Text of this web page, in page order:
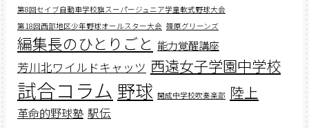
第8回セイブ自動車学校旗スーパージュニア学童軟式野球大会
第18回西部地区少年野球オールスター大会 篠原グリーンズ
編集長のひとりごと 能力覚醒講座
芳川北ワイルドキャッツ 西遠女子学園中学校
試合コラム 野球 開成中学校吹奏楽部 陸上
革命的野球塾 駅伝